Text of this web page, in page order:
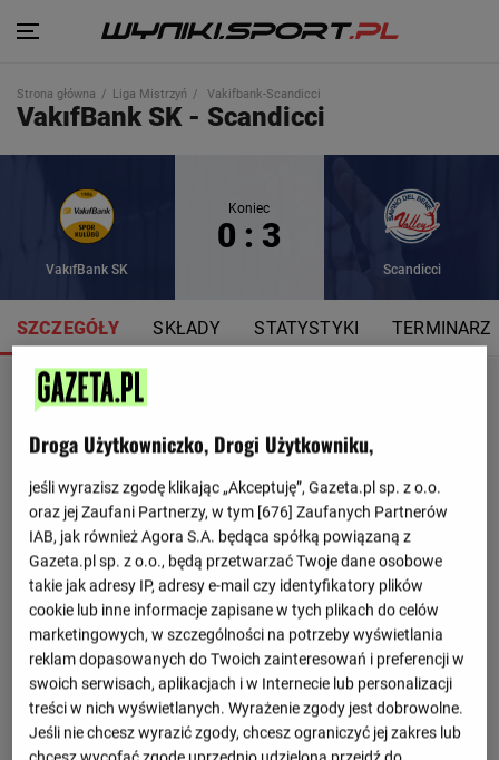
Strona główna Liga Mistrzyń Vakifbank-Scandicci
VakıfBank SK - Scandicci
VakıfBank SK
Koniec
0 : 3
Scandicci
SZCZEGÓŁY SKŁADY STATYSTYKI TERMINARZ
Droga Użytkowniczko, Drogi Użytkowniku,
jeśli wyrazisz zgodę klikając „Akceptuję”, Gazeta.pl sp. z o.o.
oraz jej Zaufani Partnerzy, w tym [676] Zaufanych Partnerów
IAB, jak również Agora S.A. będąca spółką powiązaną z
Gazeta.pl sp. z o.o., będą przetwarzać Twoje dane osobowe
takie jak adresy IP, adresy e-mail czy identyfikatory plików
cookie lub inne informacje zapisane w tych plikach do celów
marketingowych, w szczególności na potrzeby wyświetlania
reklam dopasowanych do Twoich zainteresowań i preferencji w
swoich serwisach, aplikacjach i w Internecie lub personalizacji
treści w nich wyświetlanych. Wyrażenie zgody jest dobrowolne.
Jeśli nie chcesz wyrazić zgody, chcesz ograniczyć jej zakres lub